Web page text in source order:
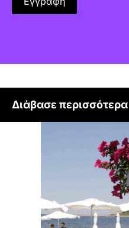
Διάβασε περισσότερα